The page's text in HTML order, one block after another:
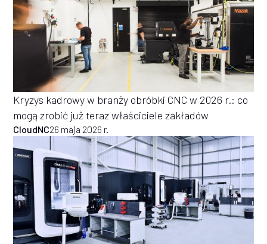
Kryzys kadrowy w branży obróbki CNC w 2026 r.: co
mogą zrobić już teraz właściciele zakładów
CloudNC26 maja 2026 r.